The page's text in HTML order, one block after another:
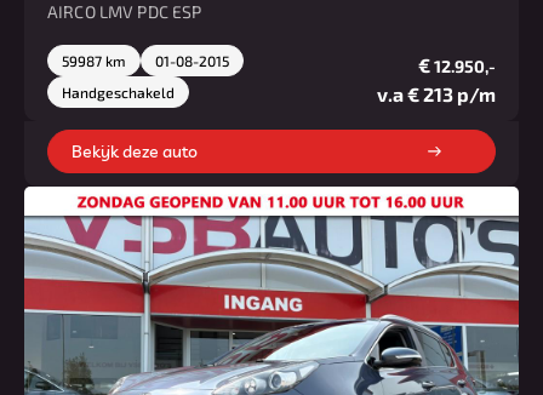
AIRCO LMV PDC ESP
59987 km
01-08-2015
Handgeschakeld
€12.950,-
v.a € 213 p/m
Bekijk deze auto